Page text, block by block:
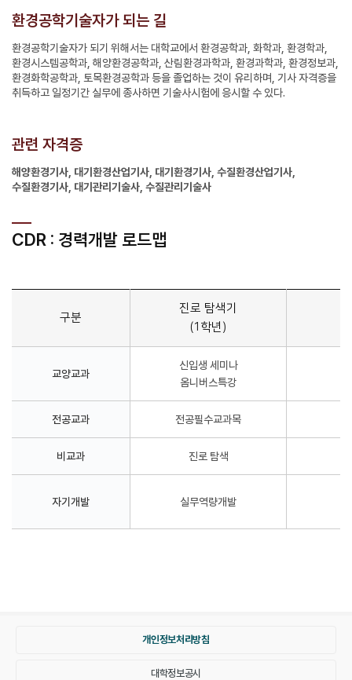
환경공학기술자가 되는 길
환경공학기술자가 되기 위해서는 대학교에서 환경공학과, 화학과, 환경학과,
환경시스템공학과, 해양환경공학과, 산림환경과학과, 환경과학과, 환경정보과,
환경화학공학과, 토목환경공학과 등을 졸업하는 것이 유리하며, 기사 자격증을
취득하고 일정기간 실무에 종사하면 기술사시험에 응시할 수 있다.
관련 자격증
해양환경기사, 대기환경산업기사, 대기환경기사, 수질환경산업기사,
수질환경기사, 대기관리기술사, 수질관리기술사
CDR : 경력개발 로드맵
구분
진로 탐색기
(1학년)
교양교과
신입생 세미나
옴니버스특강
전공교과 전공필수교과목
비교과 진로 탐색
자기개발 실무역량개발
개인정보처리방침
대학정보공시